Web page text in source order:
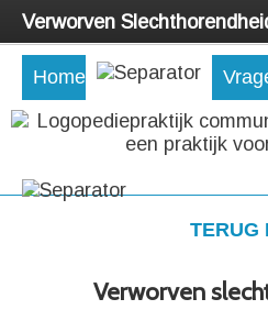
Verworven
Home
TERUG
Verworven